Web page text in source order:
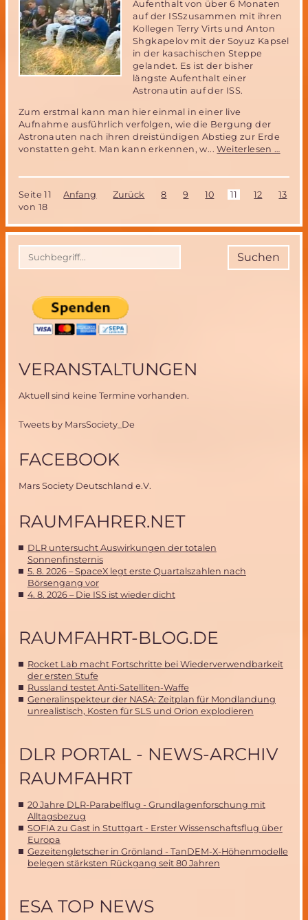
MSD
Aufenthalt von über 6 Monaten
auf der ISSzusammen mit ihren
Kollegen Terry Virts und Anton
Shgkapelov mit der Soyuz Kapsel
in der kasachischen Steppe
gelandet. Es ist der bisher
längste Aufenthalt einer
Astronautin auf der ISS.
Zum erstmal kann man hier einmal in einer live
Aufnahme ausführlich verfolgen, wie die Bergung der
Astronauten nach ihren dreistündigen Abstieg zur Erde
vonstatten geht. Man kann erkennen, w...Weiterlesen …
der
ISS
der
Seite 11
von 18
Anfang Zurück 8 9 10 11 12 13
Suchen
VERANSTALTUNGEN
Aktuell sind keine Termine vorhanden.
Tweets by MarsSociety_De
FACEBOOK
Mars Society Deutschland e.V.
RAUMFAHRER.NET
DLR untersucht Auswirkungen der totalen
Sonnenfinsternis
5. 8. 2026 – SpaceX legt erste Quartalszahlen nach
Börsengang vor
4. 8. 2026 – Die ISS ist wieder dicht
RAUMFAHRT-BLOG.DE
Rocket Lab macht Fortschritte bei Wiederverwendbarkeit
der ersten Stufe
Russland testet Anti-Satelliten-Waffe
Generalinspekteur der NASA: Zeitplan für Mondlandung
unrealistisch, Kosten für SLS und Orion explodieren
DLR PORTAL - NEWS-ARCHIV
RAUMFAHRT
20 Jahre DLR-Parabelflug - Grundlagenforschung mit
Alltagsbezug
SOFIA zu Gast in Stuttgart - Erster Wissenschaftsflug über
Europa
Gezeitengletscher in Grönland - TanDEM-X-Höhenmodelle
belegen stärksten Rückgang seit 80 Jahren
ESA TOP NEWS